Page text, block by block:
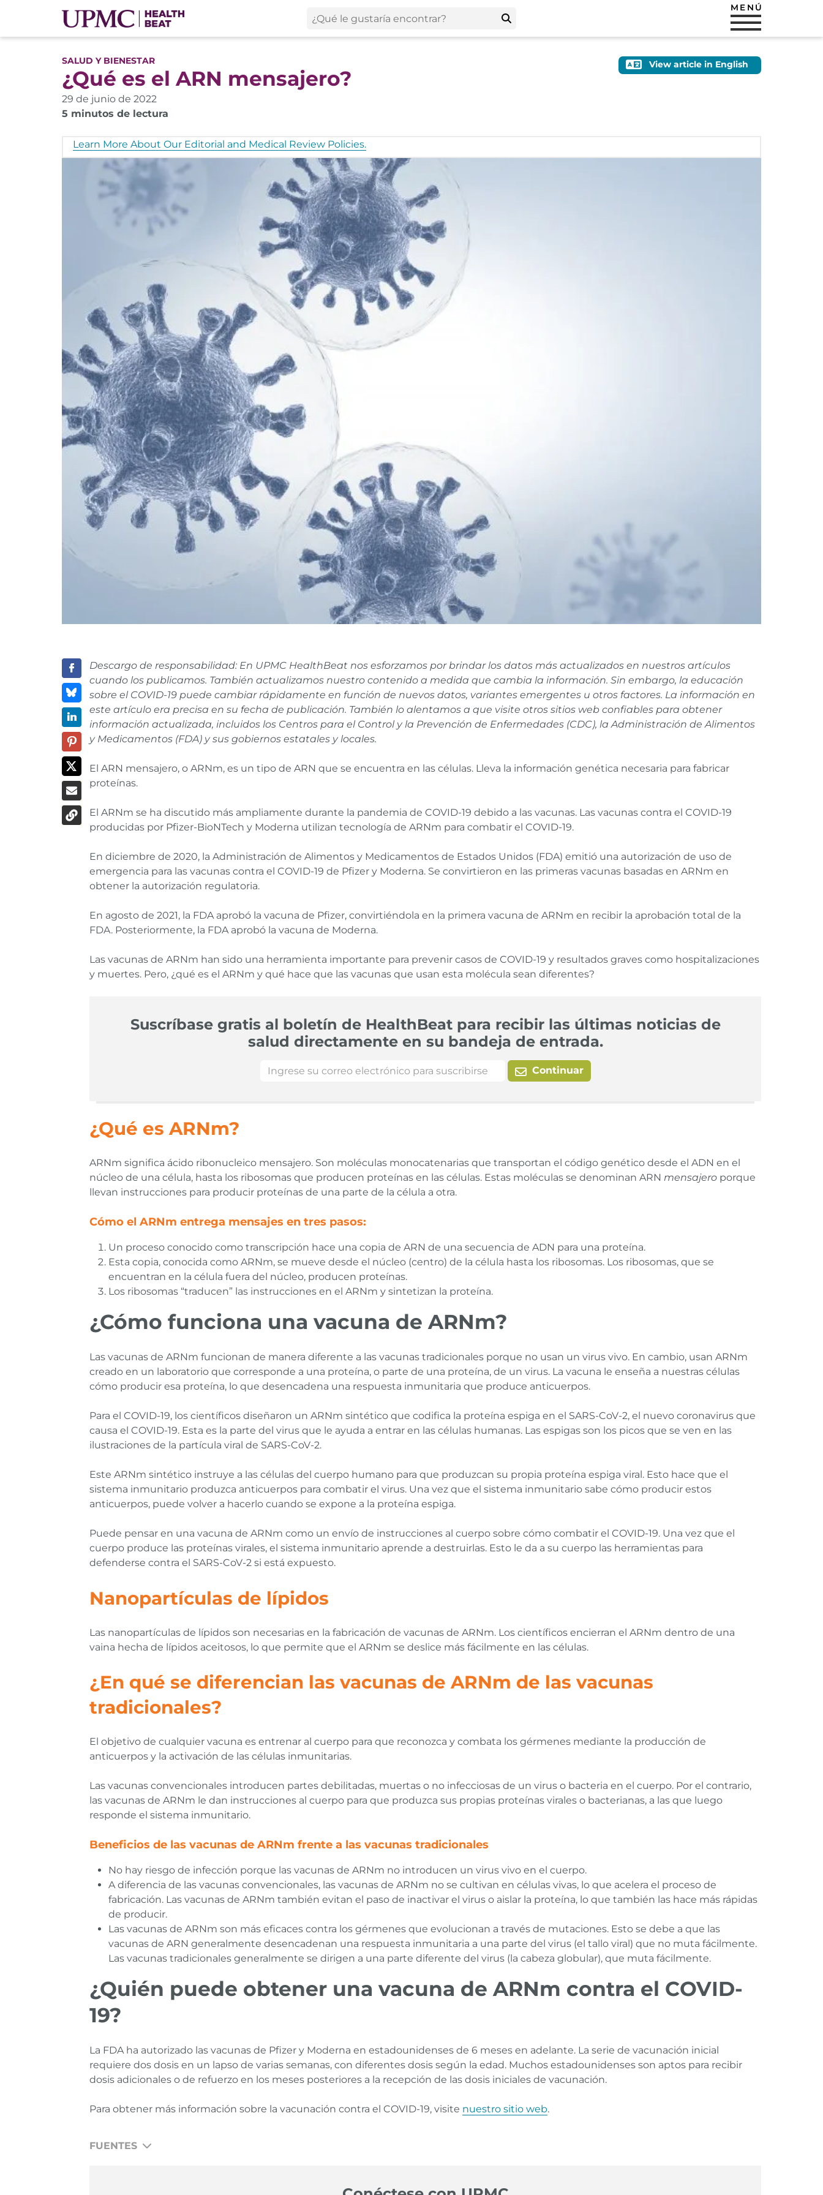
MENÚ
View article in English
SALUD Y BIENESTAR
¿Qué es el ARN mensajero?
29 de junio de 2022
5 minutos de lectura
Learn More About Our Editorial and Medical Review Policies.
Descargo de responsabilidad: En UPMC HealthBeat nos esforzamos por brindar los datos más actualizados en nuestros artículos
cuando los publicamos. También actualizamos nuestro contenido a medida que cambia la información. Sin embargo, la educación
sobre el COVID-19 puede cambiar rápidamente en función de nuevos datos, variantes emergentes u otros factores. La información en
este artículo era precisa en su fecha de publicación. También lo alentamos a que visite otros sitios web confiables para obtener
información actualizada, incluidos los Centros para el Control y la Prevención de Enfermedades (CDC), la Administración de Alimentos
y Medicamentos (FDA) y sus gobiernos estatales y locales.
El ARN mensajero, o ARNm, es un tipo de ARN que se encuentra en las células. Lleva la información genética necesaria para fabricar
proteínas.
El ARNm se ha discutido más ampliamente durante la pandemia de COVID-19 debido a las vacunas. Las vacunas contra el COVID-19
producidas por Pfizer-BioNTech y Moderna utilizan tecnología de ARNm para combatir el COVID-19.
En diciembre de 2020, la Administración de Alimentos y Medicamentos de Estados Unidos (FDA) emitió una autorización de uso de
emergencia para las vacunas contra el COVID-19 de Pfizer y Moderna. Se convirtieron en las primeras vacunas basadas en ARNm en
obtener la autorización regulatoria.
En agosto de 2021, la FDA aprobó la vacuna de Pfizer, convirtiéndola en la primera vacuna de ARNm en recibir la aprobación total de la
FDA. Posteriormente, la FDA aprobó la vacuna de Moderna.
Las vacunas de ARNm han sido una herramienta importante para prevenir casos de COVID-19 y resultados graves como hospitalizaciones
y muertes. Pero, ¿qué es el ARNm y qué hace que las vacunas que usan esta molécula sean diferentes?
Suscríbase gratis al boletín de HealthBeat para recibir las últimas noticias de
salud directamente en su bandeja de entrada.
Continuar
¿Qué es ARNm?
ARNm significa ácido ribonucleico mensajero. Son moléculas monocatenarias que transportan el código genético desde el ADN en el
núcleo de una célula, hasta los ribosomas que producen proteínas en las células. Estas moléculas se denominan ARN mensajero porque
llevan instrucciones para producir proteínas de una parte de la célula a otra.
Cómo el ARNm entrega mensajes en tres pasos:
Un proceso conocido como transcripción hace una copia de ARN de una secuencia de ADN para una proteína.
Esta copia, conocida como ARNm, se mueve desde el núcleo (centro) de la célula hasta los ribosomas. Los ribosomas, que se
encuentran en la célula fuera del núcleo, producen proteínas.
Los ribosomas “traducen” las instrucciones en el ARNm y sintetizan la proteína.
¿Cómo funciona una vacuna de ARNm?
Las vacunas de ARNm funcionan de manera diferente a las vacunas tradicionales porque no usan un virus vivo. En cambio, usan ARNm
creado en un laboratorio que corresponde a una proteína, o parte de una proteína, de un virus. La vacuna le enseña a nuestras células
cómo producir esa proteína, lo que desencadena una respuesta inmunitaria que produce anticuerpos.
Para el COVID-19, los científicos diseñaron un ARNm sintético que codifica la proteína espiga en el SARS-CoV-2, el nuevo coronavirus que
causa el COVID-19. Esta es la parte del virus que le ayuda a entrar en las células humanas. Las espigas son los picos que se ven en las
ilustraciones de la partícula viral de SARS-CoV-2.
Este ARNm sintético instruye a las células del cuerpo humano para que produzcan su propia proteína espiga viral. Esto hace que el
sistema inmunitario produzca anticuerpos para combatir el virus. Una vez que el sistema inmunitario sabe cómo producir estos
anticuerpos, puede volver a hacerlo cuando se expone a la proteína espiga.
Puede pensar en una vacuna de ARNm como un envío de instrucciones al cuerpo sobre cómo combatir el COVID-19. Una vez que el
cuerpo produce las proteínas virales, el sistema inmunitario aprende a destruirlas. Esto le da a su cuerpo las herramientas para
defenderse contra el SARS-CoV-2 si está expuesto.
Nanopartículas de lípidos
Las nanopartículas de lípidos son necesarias en la fabricación de vacunas de ARNm. Los científicos encierran el ARNm dentro de una
vaina hecha de lípidos aceitosos, lo que permite que el ARNm se deslice más fácilmente en las células.
¿En qué se diferencian las vacunas de ARNm de las vacunas
tradicionales?
El objetivo de cualquier vacuna es entrenar al cuerpo para que reconozca y combata los gérmenes mediante la producción de
anticuerpos y la activación de las células inmunitarias.
Las vacunas convencionales introducen partes debilitadas, muertas o no infecciosas de un virus o bacteria en el cuerpo. Por el contrario,
las vacunas de ARNm le dan instrucciones al cuerpo para que produzca sus propias proteínas virales o bacterianas, a las que luego
responde el sistema inmunitario.
Beneficios de las vacunas de ARNm frente a las vacunas tradicionales
No hay riesgo de infección porque las vacunas de ARNm no introducen un virus vivo en el cuerpo.
A diferencia de las vacunas convencionales, las vacunas de ARNm no se cultivan en células vivas, lo que acelera el proceso de
fabricación. Las vacunas de ARNm también evitan el paso de inactivar el virus o aislar la proteína, lo que también las hace más rápidas
de producir.
Las vacunas de ARNm son más eficaces contra los gérmenes que evolucionan a través de mutaciones. Esto se debe a que las
vacunas de ARN generalmente desencadenan una respuesta inmunitaria a una parte del virus (el tallo viral) que no muta fácilmente.
Las vacunas tradicionales generalmente se dirigen a una parte diferente del virus (la cabeza globular), que muta fácilmente.
¿Quién puede obtener una vacuna de ARNm contra el COVID-
19?
La FDA ha autorizado las vacunas de Pfizer y Moderna en estadounidenses de 6 meses en adelante. La serie de vacunación inicial
requiere dos dosis en un lapso de varias semanas, con diferentes dosis según la edad. Muchos estadounidenses son aptos para recibir
dosis adicionales o de refuerzo en los meses posteriores a la recepción de las dosis iniciales de vacunación.
Para obtener más información sobre la vacunación contra el COVID-19, visite nuestro sitio web.
FUENTES